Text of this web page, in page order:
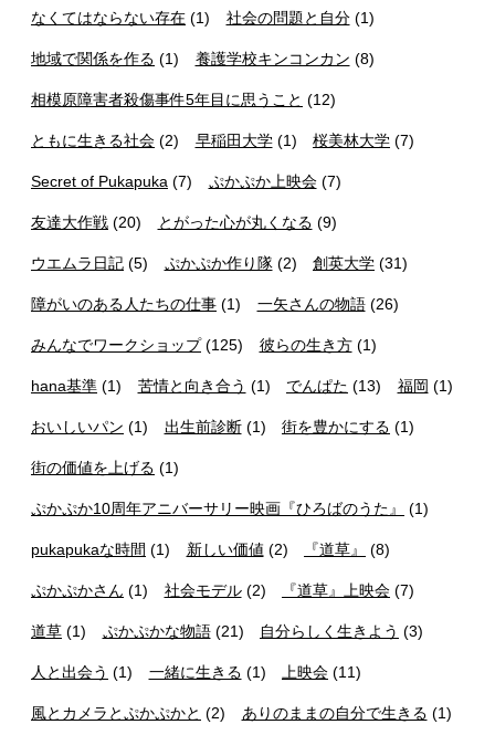
なくてはならない存在 (1) 社会の問題と自分(1)
地域で関係を作る (1) 養護学校キンコンカン (8)
相模原障害者殺傷事件5年目に思うこと (12)
ともに生きる社会 (2) 早稲田大学(1) 桜美林大学 (7)
Secret of Pukapuka (7) ぷかぷか上映会(7)
友達大作戦 (20) とがった心が丸くなる (9)
ウエムラ日記 (5) ぷかぷか作り隊(2) 創英大学 (31)
障がいのある人たちの仕事 (1) 一矢さんの物語(26)
みんなでワークショップ(125) 彼らの生き方(1)
hana基準 (1) 苦情と向き合う (1) でんぱた (13) 福岡 (1)
おいしいパン (1) 出生前診断(1) 街を豊かにする (1)
街の価値を上げる (1)
ぷかぷか10周年アニバーサリー映画『ひろばのうた』 (1)
pukapukaな時間 (1) 新しい価値 (2) 『道草』 (8)
ぷかぷかさん (1) 社会モデル(2) 『道草』上映会 (7)
道草 (1) ぷかぷかな物語(21) 自分らしく生きよう (3)
人と出会う (1) 一緒に生きる (1) 上映会 (11)
風とカメラとぷかぷかと (2) ありのままの自分で生きる (1)